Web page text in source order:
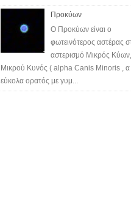
Προκύων
Ο Προκύων είναι ο
φωτεινότερος αστέρας
αστερισμό Μικρός
Μικρού Κυνός ( alpha Canis Minoris , α
εύκολα ορατός με γυμ...